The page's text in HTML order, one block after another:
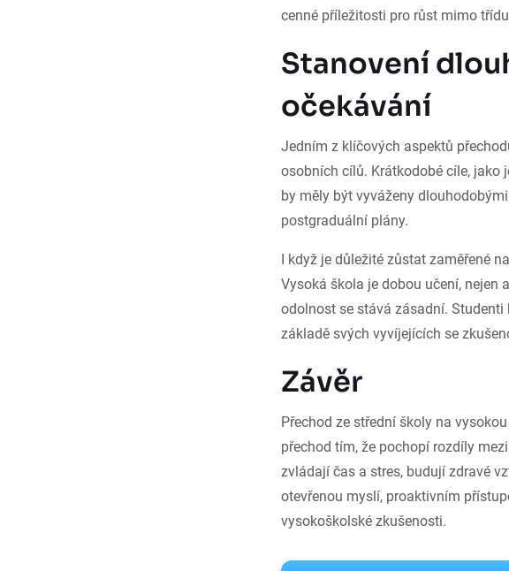
cenné příležitosti pro růst mimo
Stanovení
očekávání
Jedním z klíčových aspektů
osobních cílů. Krátkodobé cíle, jako
by měly být vyváženy
postgraduální plány.
I když je důležité zůstat zaměřené
Vysoká škola je dobou učení, nejen
odolnost se stává zásadní.
základě svých vyvíjejících se
Závěr
Přechod ze střední školy na
přechod tím, že pochopí rozdíly
zvládají čas a stres, budují zdravé
otevřenou myslí, proaktivním
vysokoškolské zkušenosti.